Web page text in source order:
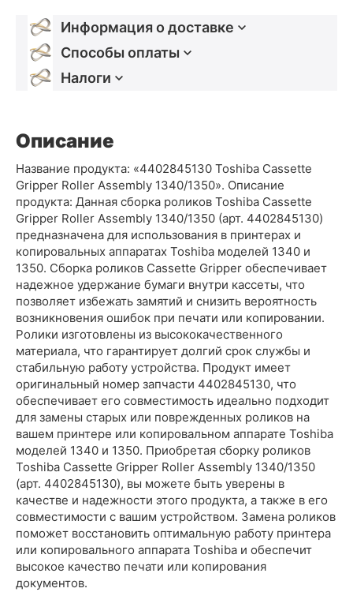
Информация о доставке
Способы оплаты
Налоги
Описание
Название продукта: «4402845130 Toshiba Cassette
Gripper Roller Assembly 1340/1350». Описание
продукта: Данная сборка роликов Toshiba Cassette
Gripper Roller Assembly 1340/1350 (арт. 4402845130)
предназначена для использования в принтерах и
копировальных аппаратах Toshiba моделей 1340 и
1350. Сборка роликов Cassette Gripper обеспечивает
надежное удержание бумаги внутри кассеты, что
позволяет избежать замятий и снизить вероятность
возникновения ошибок при печати или копировании.
Ролики изготовлены из высококачественного
материала, что гарантирует долгий срок службы и
стабильную работу устройства. Продукт имеет
оригинальный номер запчасти 4402845130, что
обеспечивает его совместимость идеально подходит
для замены старых или поврежденных роликов на
вашем принтере или копировальном аппарате Toshiba
моделей 1340 и 1350. Приобретая сборку роликов
Toshiba Cassette Gripper Roller Assembly 1340/1350
(арт. 4402845130), вы можете быть уверены в
качестве и надежности этого продукта, а также в его
совместимости с вашим устройством. Замена роликов
поможет восстановить оптимальную работу принтера
или копировального аппарата Toshiba и обеспечит
высокое качество печати или копирования
документов.